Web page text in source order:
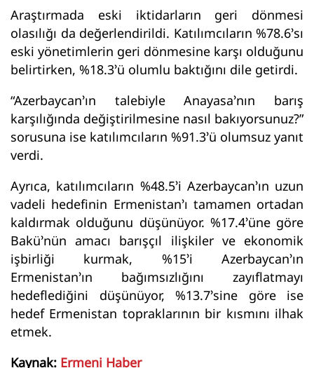
Araştırmada eski iktidarların geri dönmesi
olasılığı da değerlendirildi. Katılımcıların %78.6’sı
eski yönetimlerin geri dönmesine karşı olduğunu
belirtirken, %18.3’ü olumlu baktığını dile getirdi.
“Azerbaycan’ın talebiyle Anayasa’nın barış
karşılığında değiştirilmesine nasıl bakıyorsunuz?”
sorusuna ise katılımcıların %91.3’ü olumsuz yanıt
verdi.
Ayrıca, katılımcıların %48.5’i Azerbaycan’ın uzun
vadeli hedefinin Ermenistan’ı tamamen ortadan
kaldırmak olduğunu düşünüyor. %17.4’üne göre
Bakü’nün amacı barışçıl ilişkiler ve ekonomik
işbirliği kurmak, %15’i Azerbaycan’ın
Ermenistan’ın bağımsızlığını zayıflatmayı
hedeflediğini düşünüyor, %13.7’sine göre ise
hedef Ermenistan topraklarının bir kısmını ilhak
etmek.
Kaynak: Ermeni Haber